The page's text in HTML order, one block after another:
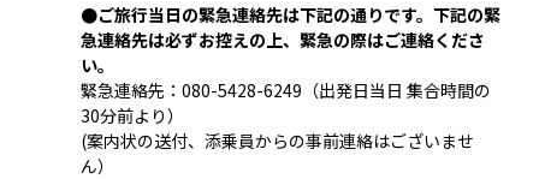
●ご旅行当日の緊急連絡先は下記の通りです。下記の緊
急連絡先は必ずお控えの上、緊急の際はご連絡くださ
い。
緊急連絡先： 080-5428-6249 （出発日当日 集合時間の
30分前より）
(案内状の送付、添乗員からの事前連絡はございませ
ん）